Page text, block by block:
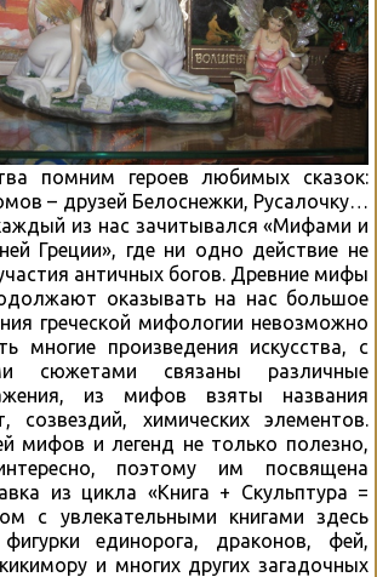
помним героев любимых сказок:
– друзей Белоснежки, Русалочку…
из нас зачитывался «Мифами и
Греции», где ни одно действие не
античных богов. Древние мифы
оказывать на нас большое
греческой мифологии невозможно
многие произведения искусства, с
сюжетами связаны различные
из мифов взяты названия
созвездий, химических элементов.
мифов и легенд не только полезно,
поэтому им посвящена
из цикла «Книга + Скульптура =
с увлекательными книгами здесь
единорога, драконов, фей,
и многих других загадочных